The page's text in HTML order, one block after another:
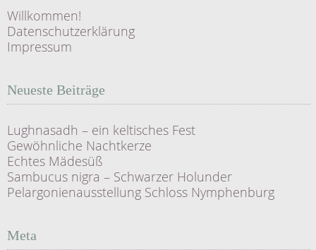
Willkommen!
Datenschutzerklärung
Impressum
Neueste Beiträge
Lughnasadh – ein keltisches Fest
Gewöhnliche Nachtkerze
Echtes Mädesüß
Sambucus nigra – Schwarzer Holunder
Pelargonienausstellung Schloss Nymphenburg
Meta